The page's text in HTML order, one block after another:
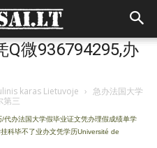
Q微936794295,办
karas Lietuvoje › 急办法国大学
第三
代办法国大学假毕业证文凭办理假成绩单学
科毕不了业办文凭学历Université de